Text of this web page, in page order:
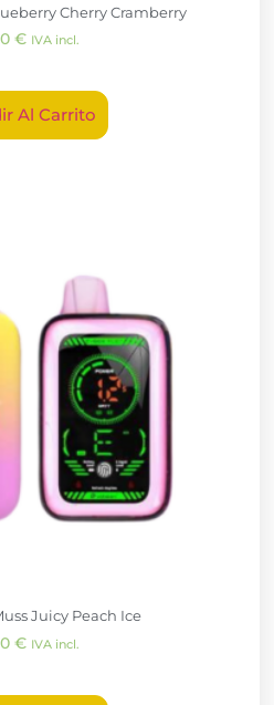
Cherry Cramberry
€ IVA incl.
Al Carrito
Juicy Peach Ice
€ IVA incl.